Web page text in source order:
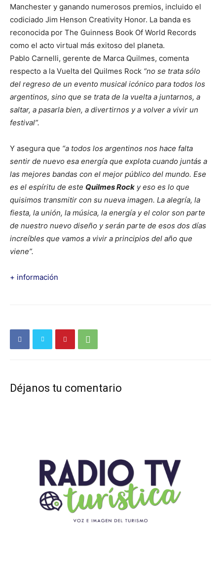
Manchester y ganando numerosos premios, incluido el
codiciado Jim Henson Creativity Honor. La banda es
reconocida por The Guinness Book Of World Records
como el acto virtual más exitoso del planeta.
Pablo Carnelli, gerente de Marca Quilmes, comenta
respecto a la Vuelta del Quilmes Rock “no se trata sólo
del regreso de un evento musical icónico para todos los
argentinos, sino que se trata de la vuelta a juntarnos, a
saltar, a pasarla bien, a divertirnos y a volver a vivir un
festival”.
Y asegura que “a todos los argentinos nos hace falta
sentir de nuevo esa energía que explota cuando juntás a
las mejores bandas con el mejor público del mundo. Ese
es el espíritu de este Quilmes Rock y eso es lo que
quisimos transmitir con su nueva imagen. La alegría, la
fiesta, la unión, la música, la energía y el color son parte
de nuestro nuevo diseño y serán parte de esos dos días
increíbles que vamos a vivir a principios del año que
viene”.
+ información
Déjanos tu comentario